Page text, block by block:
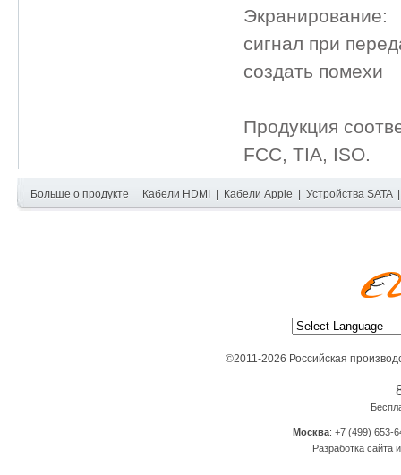
Экранирование:
сигнал при
создать помехи
Продукция
FCC, TIA, ISO.
Больше о продукте Кабели HDMI Кабели Apple Устройства SATA
©2011-2026 Российская
Москва: +7 (499) 653-
Разработка сайта